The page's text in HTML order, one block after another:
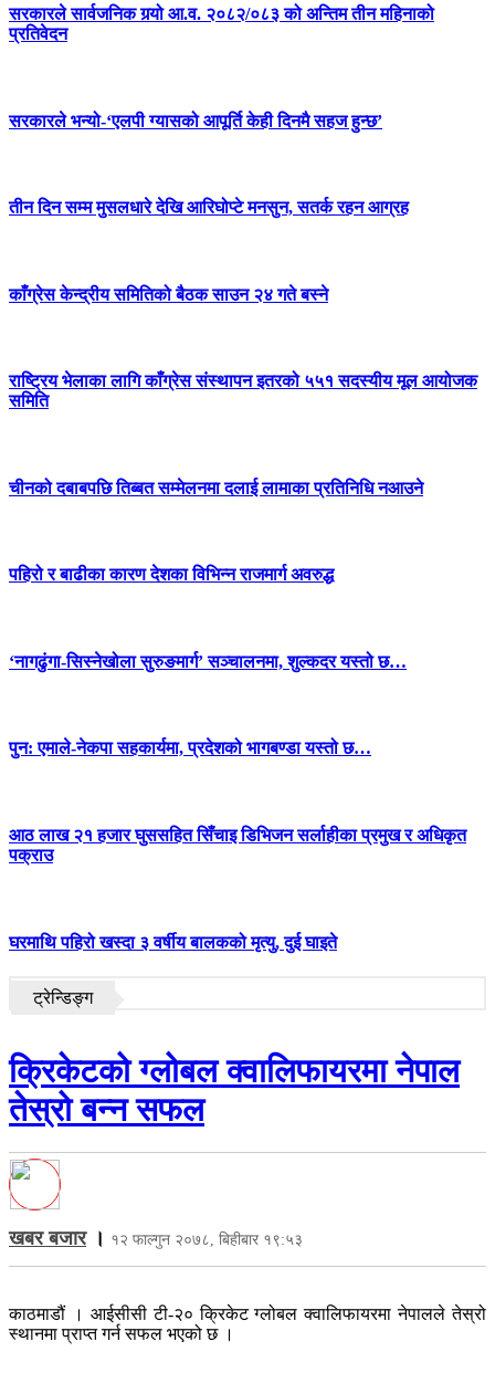
सरकारले सार्वजनिक गर्‍यो आ.व. २०८२/०८३ को अन्तिम तीन महिनाको
प्रतिवेदन
सरकारले भन्यो-‘एलपी ग्यासको आपूर्ति केही दिनमै सहज हुन्छ’
तीन दिन सम्म मुसलधारे देखि आरिघोप्टे मनसुन, सतर्क रहन आग्रह
काँग्रेस केन्द्रीय समितिको बैठक साउन २४ गते बस्ने
राष्ट्रिय भेलाका लागि काँग्रेस संस्थापन इतरको ५५१ सदस्यीय मूल आयोजक
समिति
चीनको दबाबपछि तिब्बत सम्मेलनमा दलाई लामाका प्रतिनिधि नआउने
पहिरो र बाढीका कारण देशका विभिन्न राजमार्ग अवरुद्ध
‘नागढुंगा-सिस्नेखोला सुरुङमार्ग’ सञ्चालनमा, शुल्कदर यस्तो छ…
पुन: एमाले-नेकपा सहकार्यमा, प्रदेशको भागबण्डा यस्तो छ…
आठ लाख २१ हजार घुससहित सिँचाइ डिभिजन सर्लाहीका प्रमुख र अधिकृत
पक्राउ
घरमाथि पहिरो खस्दा ३ वर्षीय बालकको मृत्यु, दुई घाइते
ट्रेन्डिङ्ग
क्रिकेटको ग्लोबल क्वालिफायरमा नेपाल
तेस्रो बन्न सफल
खबर बजार। १२ फाल्गुन २०७८, बिहीबार १९:५३
काठमाडौं । आईसीसी टी-२० क्रिकेट ग्लोबल क्वालिफायरमा नेपालले तेस्रो
स्थानमा प्राप्त गर्न सफल भएको छ ।